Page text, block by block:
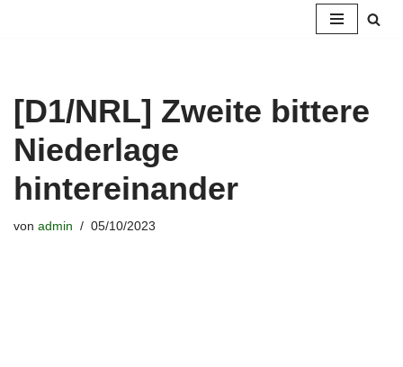
[D1/NRL] Zweite bittere
Niederlage
hintereinander
von admin 05/10/2023